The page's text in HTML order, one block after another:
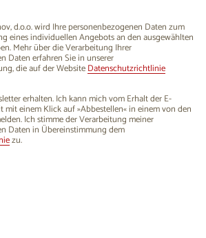
d.o.o. wird Ihre personenbezogenen Daten zum
eines individuellen Angebots an den ausgewählten
Mehr über die Verarbeitung Ihrer
Daten erfahren Sie in unserer
die auf der WebsiteDatenschutzrichtlinie
erhalten. Ich kann mich vom Erhalt der E-
mit einem Klick auf »Abbestellen« in einem von den
Ich stimme der Verarbeitung meiner
Daten in Übereinstimmung dem
zu.